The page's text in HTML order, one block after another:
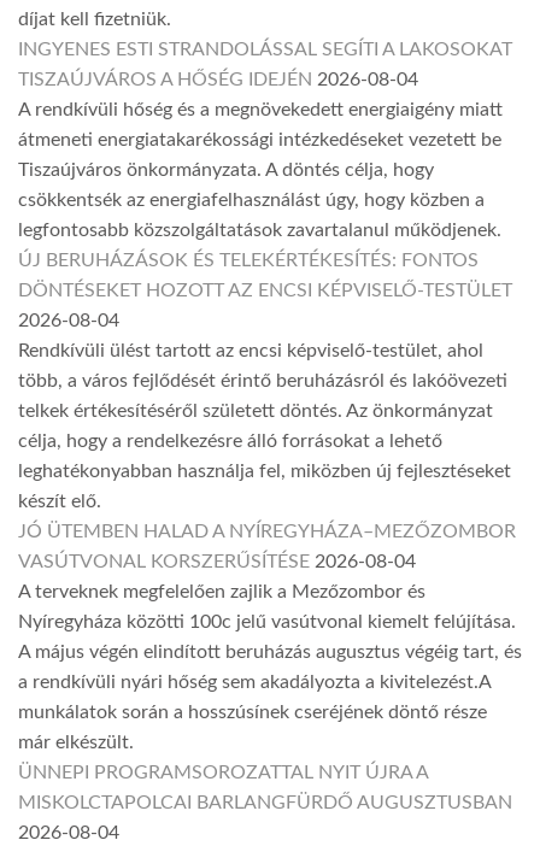
díjat kell fizetniük.
INGYENES ESTI STRANDOLÁSSAL SEGÍTI A LAKOSOKAT
TISZAÚJVÁROS A HŐSÉG IDEJÉN 2026-08-04
A rendkívüli hőség és a megnövekedett energiaigény miatt
átmeneti energiatakarékossági intézkedéseket vezetett be
Tiszaújváros önkormányzata. A döntés célja, hogy
csökkentsék az energiafelhasználást úgy, hogy közben a
legfontosabb közszolgáltatások zavartalanul működjenek.
ÚJ BERUHÁZÁSOK ÉS TELEKÉRTÉKESÍTÉS: FONTOS
DÖNTÉSEKET HOZOTT AZ ENCSI KÉPVISELŐ-TESTÜLET
2026-08-04
Rendkívüli ülést tartott az encsi képviselő-testület, ahol
több, a város fejlődését érintő beruházásról és lakóövezeti
telkek értékesítéséről született döntés. Az önkormányzat
célja, hogy a rendelkezésre álló forrásokat a lehető
leghatékonyabban használja fel, miközben új fejlesztéseket
készít elő.
JÓ ÜTEMBEN HALAD A NYÍREGYHÁZA–MEZŐZOMBOR
VASÚTVONAL KORSZERŰSÍTÉSE 2026-08-04
A terveknek megfelelően zajlik a Mezőzombor és
Nyíregyháza közötti 100c jelű vasútvonal kiemelt felújítása.
A május végén elindított beruházás augusztus végéig tart, és
a rendkívüli nyári hőség sem akadályozta a kivitelezést.A
munkálatok során a hosszúsínek cseréjének döntő része
már elkészült.
ÜNNEPI PROGRAMSOROZATTAL NYIT ÚJRA A
MISKOLCTAPOLCAI BARLANGFÜRDŐ AUGUSZTUSBAN
2026-08-04